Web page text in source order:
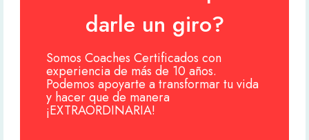
darle un giro?
Somos Coaches Certificados con
experiencia de más de 10 años.
Podemos apoyarte a transformar tu vida
y hacer que de manera
¡EXTRAORDINARIA!